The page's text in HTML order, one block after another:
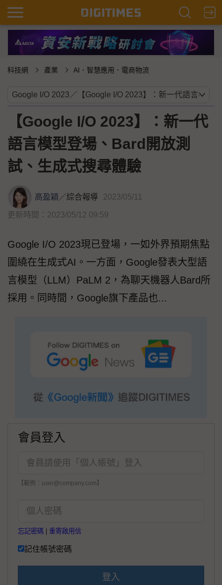
科技網 產業 AI．智慧應用．電商物流
【Google I/O 2023】：新一代
語言模型登場、Bard開放測
試、生成式搜尋體驗
高盈穎／綜合報導 2023/05/11
更新時間：2023/05/12 09:59
Google I/O 2023現已登場，一如外界預期焦點
圍繞在生成式AI。一方面，Google發表大型語
言模型（LLM）PaLM 2，為聊天機器人Bard所
採用。同時間，Google旗下產品也...
會員登入
【範例：user@company.com】
忘記密碼 重寄啟用信
記住帳號密碼
登入